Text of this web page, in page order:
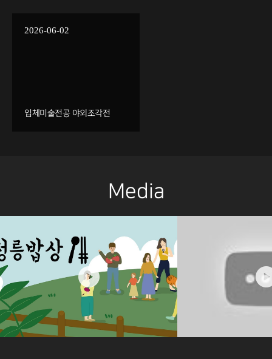
2026-06-02
입체미술전공 야외조각전
Media